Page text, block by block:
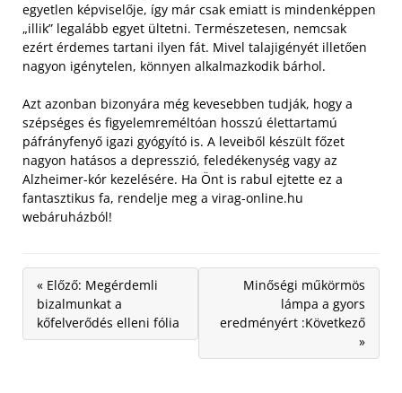
egyetlen képviselője, így már csak emiatt is mindenképpen
„illik” legalább egyet ültetni. Természetesen, nemcsak
ezért érdemes tartani ilyen fát. Mivel talajigényét illetően
nagyon igénytelen, könnyen alkalmazkodik bárhol.
Azt azonban bizonyára még kevesebben tudják, hogy a
szépséges és figyelemreméltóan hosszú élettartamú
páfrányfenyő igazi gyógyító is. A leveiből készült főzet
nagyon hatásos a depresszió, feledékenység vagy az
Alzheimer-kór kezelésére. Ha Önt is rabul ejtette ez a
fantasztikus fa, rendelje meg a virag-online.hu
webáruházból!
« Előző: Megérdemli
bizalmunkat a
kőfelverődés elleni fólia
Minőségi műkörmös
lámpa a gyors
eredményért :Következő
»